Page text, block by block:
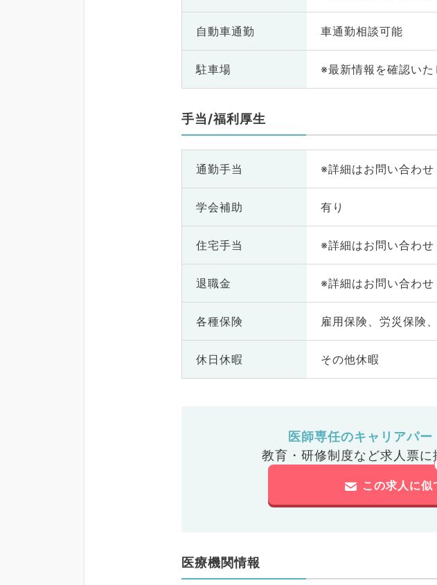
自動車通勤 車通勤相談可能
駐車場 ※最新情報を確認い
手当/福利厚生
通勤手当 ※詳細はお問い合わせ
学会補助 有り
住宅手当 ※詳細はお問い合わせ
退職金 ※詳細はお問い合わせ
各種保険 雇用保険、労災保険
休日休暇 その他休暇
医師専任のキャリアパー
教育・研修制度など求人票に
この求人に似
医療機関情報